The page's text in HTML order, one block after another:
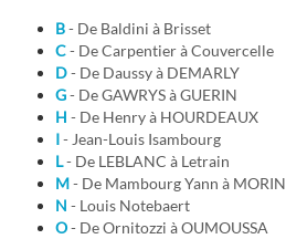
B
- De Baldini à Brisset
C
- De Carpentier à Couvercelle
D
- De Daussy à DEMARLY
G
- De GAWRYS à GUERIN
H
- De Henry à HOURDEAUX
I
- Jean-Louis Isambourg
L
- De LEBLANC à Letrain
M
- De Mambourg Yann à MORIN
N
- Louis Notebaert
O
- De Ornitozzi à OUMOUSSA